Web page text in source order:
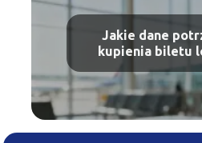
Jakie dane
kupienia biletu